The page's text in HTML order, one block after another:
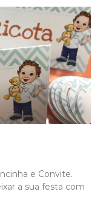
e Convite.
a sua festa com